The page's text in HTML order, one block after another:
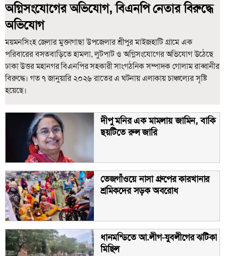
অগ্নিসংযোগের অভিযোগ, বিএনপি নেতার বিরুদ্ধে
অভিযোগ
ময়মনসিংহ জেলার মুক্তাগাছা উপজেলার শ্রীপুর মাইজহাটি গ্রামে এক
পরিবারের বসতবাড়িতে হামলা, লুটপাট ও অগ্নিসংযোগের অভিযোগ উঠেছে
ঢাকা উত্তর মহানগর বিএনপির সহকারী সাংগঠনিক সম্পাদক গোলাম রাব্বানীর
বিরুদ্ধে। গত ৭ জানুয়ারি ২০২৬ রাতের এ ঘটনায় এলাকায় চাঞ্চল্যের সৃষ্টি
হয়েছে।
দীপু মনির এক মামলায় জামিন, বাকি
ছয়টিতে রুল জারি
তেজগাঁওয়ে নাসা গ্রুপের কারখানার
শ্রমিকদের সড়ক অবরোধ
ধানমন্ডিতে আ.লীগ-যুবলীগের ঝটিকা
মিছিল